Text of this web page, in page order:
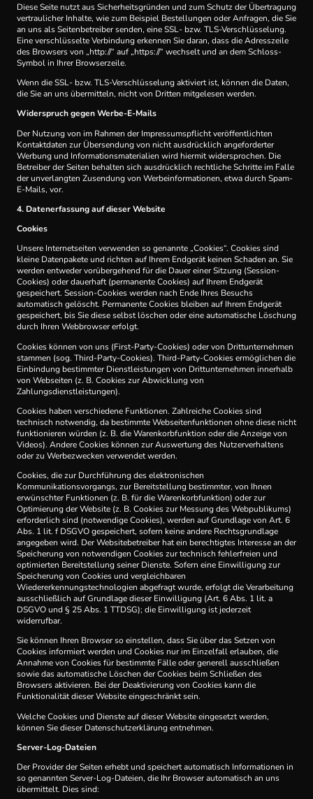
Diese Seite nutzt aus Sicherheitsgründen und zum Schutz der Übertragung
vertraulicher Inhalte, wie zum Beispiel Bestellungen oder Anfragen, die Sie
an uns als Seitenbetreiber senden, eine SSL- bzw. TLS-Verschlüsselung.
Eine verschlüsselte Verbindung erkennen Sie daran, dass die Adresszeile
des Browsers von „http://“ auf „https://“ wechselt und an dem Schloss-
Symbol in Ihrer Browserzeile.
Wenn die SSL- bzw. TLS-Verschlüsselung aktiviert ist, können die Daten,
die Sie an uns übermitteln, nicht von Dritten mitgelesen werden.
Widerspruch gegen Werbe-E-Mails
Der Nutzung von im Rahmen der Impressumspflicht veröffentlichten
Kontaktdaten zur Übersendung von nicht ausdrücklich angeforderter
Werbung und Informationsmaterialien wird hiermit widersprochen. Die
Betreiber der Seiten behalten sich ausdrücklich rechtliche Schritte im Falle
der unverlangten Zusendung von Werbeinformationen, etwa durch Spam-
E-Mails, vor.
4. Datenerfassung auf dieser Website
Cookies
Unsere Internetseiten verwenden so genannte „Cookies“. Cookies sind
kleine Datenpakete und richten auf Ihrem Endgerät keinen Schaden an. Sie
werden entweder vorübergehend für die Dauer einer Sitzung (Session-
Cookies) oder dauerhaft (permanente Cookies) auf Ihrem Endgerät
gespeichert. Session-Cookies werden nach Ende Ihres Besuchs
automatisch gelöscht. Permanente Cookies bleiben auf Ihrem Endgerät
gespeichert, bis Sie diese selbst löschen oder eine automatische Löschung
durch Ihren Webbrowser erfolgt.
Cookies können von uns (First-Party-Cookies) oder von Drittunternehmen
stammen (sog. Third-Party-Cookies). Third-Party-Cookies ermöglichen die
Einbindung bestimmter Dienstleistungen von Drittunternehmen innerhalb
von Webseiten (z. B. Cookies zur Abwicklung von
Zahlungsdienstleistungen).
Cookies haben verschiedene Funktionen. Zahlreiche Cookies sind
technisch notwendig, da bestimmte Webseitenfunktionen ohne diese nicht
funktionieren würden (z. B. die Warenkorbfunktion oder die Anzeige von
Videos). Andere Cookies können zur Auswertung des Nutzerverhaltens
oder zu Werbezwecken verwendet werden.
Cookies, die zur Durchführung des elektronischen
Kommunikationsvorgangs, zur Bereitstellung bestimmter, von Ihnen
erwünschter Funktionen (z. B. für die Warenkorbfunktion) oder zur
Optimierung der Website (z. B. Cookies zur Messung des Webpublikums)
erforderlich sind (notwendige Cookies), werden auf Grundlage von Art. 6
Abs. 1 lit. f DSGVO gespeichert, sofern keine andere Rechtsgrundlage
angegeben wird. Der Websitebetreiber hat ein berechtigtes Interesse an der
Speicherung von notwendigen Cookies zur technisch fehlerfreien und
optimierten Bereitstellung seiner Dienste. Sofern eine Einwilligung zur
Speicherung von Cookies und vergleichbaren
Wiedererkennungstechnologien abgefragt wurde, erfolgt die Verarbeitung
ausschließlich auf Grundlage dieser Einwilligung (Art. 6 Abs. 1 lit. a
DSGVO und § 25 Abs. 1 TTDSG); die Einwilligung ist jederzeit
widerrufbar.
Sie können Ihren Browser so einstellen, dass Sie über das Setzen von
Cookies informiert werden und Cookies nur im Einzelfall erlauben, die
Annahme von Cookies für bestimmte Fälle oder generell ausschließen
sowie das automatische Löschen der Cookies beim Schließen des
Browsers aktivieren. Bei der Deaktivierung von Cookies kann die
Funktionalität dieser Website eingeschränkt sein.
Welche Cookies und Dienste auf dieser Website eingesetzt werden,
können Sie dieser Datenschutzerklärung entnehmen.
Server-Log-Dateien
Der Provider der Seiten erhebt und speichert automatisch Informationen in
so genannten Server-Log-Dateien, die Ihr Browser automatisch an uns
übermittelt. Dies sind: